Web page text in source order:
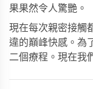
果果然令人驚艷。
現在每次親密接觸
違的巔峰快感。為
二個療程。現在我